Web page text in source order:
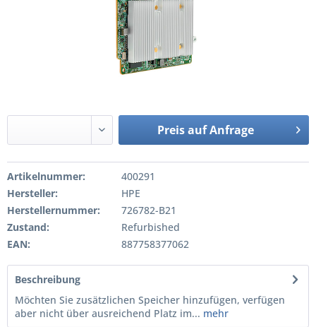
Preis auf Anfrage
Artikelnummer:
400291
Hersteller:
HPE
Herstellernummer:
726782-B21
Zustand:
Refurbished
EAN:
887758377062
Beschreibung
Möchten Sie zusätzlichen Speicher hinzufügen, verfügen
aber nicht über ausreichend Platz im... mehr